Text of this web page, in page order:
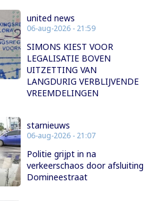
united news
06-aug-2026 - 21:59
SIMONS KIEST VOOR
LEGALISATIE BOVEN
UITZETTING VAN
LANGDURIG VERBLIJVENDE
VREEMDELINGEN
starnieuws
06-aug-2026 - 21:07
Politie grijpt in na
verkeerschaos door afsluiting
Domineestraat